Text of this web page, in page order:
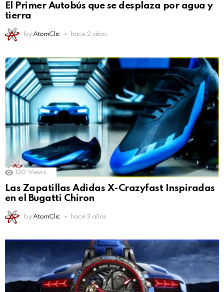
El Primer Autobús que se desplaza por agua y
tierra
by AtomClic hace 2 años
130 Views
Las Zapatillas Adidas X-Crazyfast Inspiradas
en el Bugatti Chiron
by AtomClic hace 3 años